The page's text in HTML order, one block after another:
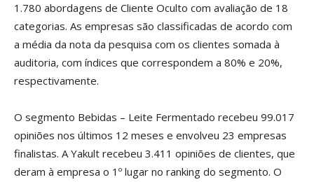
1.780 abordagens de Cliente Oculto com avaliação de 18
categorias. As empresas são classificadas de acordo com
a média da nota da pesquisa com os clientes somada à
auditoria, com índices que correspondem a 80% e 20%,
respectivamente.
O segmento Bebidas – Leite Fermentado recebeu 99.017
opiniões nos últimos 12 meses e envolveu 23 empresas
finalistas. A Yakult recebeu 3.411 opiniões de clientes, que
deram à empresa o 1º lugar no ranking do segmento. O